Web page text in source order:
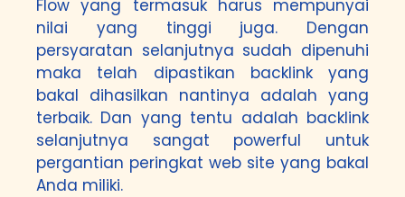
Flow yang termasuk harus mempunyai
nilai yang tinggi juga. Dengan
persyaratan selanjutnya sudah dipenuhi
maka telah dipastikan backlink yang
bakal dihasilkan nantinya adalah yang
terbaik. Dan yang tentu adalah backlink
selanjutnya sangat powerful untuk
pergantian peringkat web site yang bakal
Anda miliki.